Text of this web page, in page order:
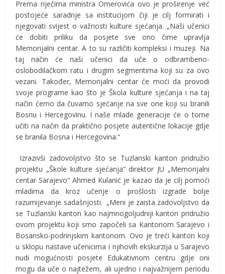
Prema riječima ministra Omerovića ovo je proširenje već
postojeće saradnje sa institucijom čiji je cilj formirati i
njegovati svijest o važnosti kulture sjećanja. „Naši učenici
će dobiti priliku da posjete sve ono čime upravlja
Memorijalni centar. A to su različiti kompleksi i muzeji. Na
taj način će naši učenici da uče o odbrambeno-
oslobodilačkom ratu i drugim segmentima koji su za ovo
vezani. Također, Memorijalni centar će moći da provodi
svoje programe kao što je Škola kulture sjećanja i na taj
način ćemo da čuvamo sjećanje na sve one koji su branili
Bosnu i Hercegovinu. I naše mlade generacije će o tome
učiti na način da praktično posjete autentične lokacije gdje
se branila Bosna i Hercegovina.“
Izrazivši zadovoljstvo što se Tuzlanski kanton pridružio
projektu „Škole kulture sjećanja“ direktor JU „Memorijalni
centar Sarajevo“ Ahmed Kulanić je kazao da je cilj pomoći
mladima da kroz učenje o prošlosti izgrade bolje
razumijevanje sadašnjosti. „Meni je zaista zadovoljstvo da
se Tuzlanski kanton kao najmnogoljudniji kanton pridružio
ovom projektu koji smo započeli sa Kantonom Sarajevo i
Bosansko-podrinjskim kantonom. Ovo je treći kanton koji
u sklopu nastave učenicima i njihovih ekskurzija u Sarajevo
nudi mogućnosti posjete Edukativnom centru gdje oni
mogu da uče o najtežem, ali ujedno i najvažnijem periodu